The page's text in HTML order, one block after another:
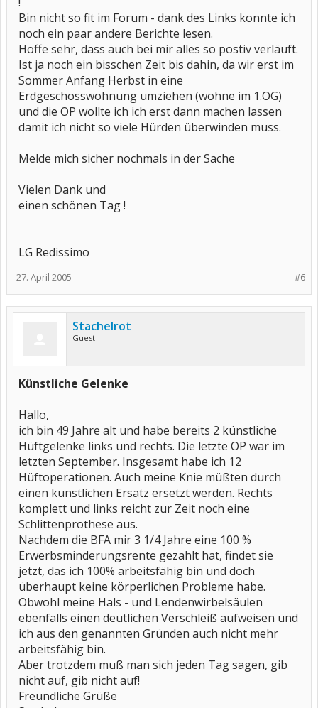
Bin nicht so fit im Forum - dank des Links konnte ich
noch ein paar andere Berichte lesen.
Hoffe sehr, dass auch bei mir alles so postiv verläuft.
Ist ja noch ein bisschen Zeit bis dahin, da wir erst im
Sommer Anfang Herbst in eine
Erdgeschosswohnung umziehen (wohne im 1.OG)
und die OP wollte ich ich erst dann machen lassen
damit ich nicht so viele Hürden überwinden muss.
Melde mich sicher nochmals in der Sache
Vielen Dank und
einen schönen Tag !
LG Redissimo
#6
27. April 2005
Stachelrot
Guest
Künstliche Gelenke
Hallo,
ich bin 49 Jahre alt und habe bereits 2 künstliche
Hüftgelenke links und rechts. Die letzte OP war im
letzten September. Insgesamt habe ich 12
Hüftoperationen. Auch meine Knie müßten durch
einen künstlichen Ersatz ersetzt werden. Rechts
komplett und links reicht zur Zeit noch eine
Schlittenprothese aus.
Nachdem die BFA mir 3 1/4 Jahre eine 100 %
Erwerbsminderungsrente gezahlt hat, findet sie
jetzt, das ich 100% arbeitsfähig bin und doch
überhaupt keine körperlichen Probleme habe.
Obwohl meine Hals - und Lendenwirbelsäulen
ebenfalls einen deutlichen Verschleiß aufweisen und
ich aus den genannten Gründen auch nicht mehr
arbeitsfähig bin.
Aber trotzdem muß man sich jeden Tag sagen, gib
nicht auf, gib nicht auf!
Freundliche Grüße